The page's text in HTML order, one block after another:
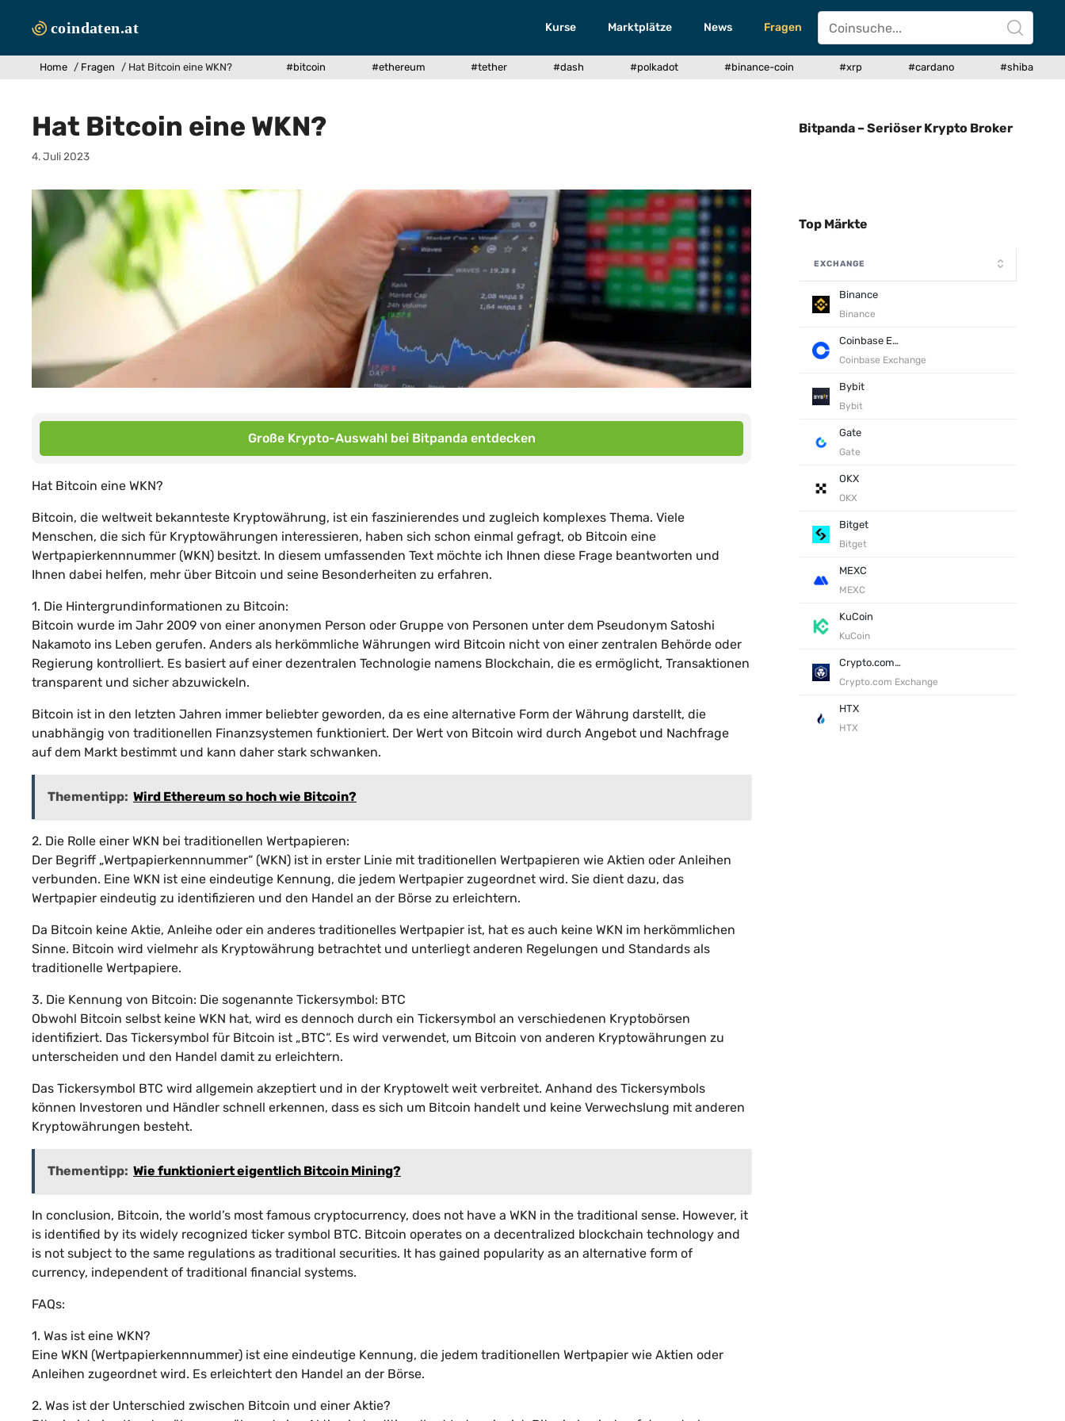
Inhalt
Kurse Marktplätze News Fragen
Home / Fragen / Hat Bitcoin eine WKN? #bitcoin #ethereum #tether #dash #polkadot #binance-coin #xrp #cardano #shiba
Hat Bitcoin eine WKN?
4. Juli 2023
Große Krypto-Auswahl bei Bitpanda entdecken
Hat Bitcoin eine WKN?
Bitcoin, die weltweit bekannteste Kryptowährung, ist ein faszinierendes und zugleich komplexes Thema. Viele
Menschen, die sich für Kryptowährungen interessieren, haben sich schon einmal gefragt, ob Bitcoin eine
Wertpapierkennnummer (WKN) besitzt. In diesem umfassenden Text möchte ich Ihnen diese Frage beantworten und
Ihnen dabei helfen, mehr über Bitcoin und seine Besonderheiten zu erfahren.
1. Die Hintergrundinformationen zu Bitcoin:
Bitcoin wurde im Jahr 2009 von einer anonymen Person oder Gruppe von Personen unter dem Pseudonym Satoshi
Nakamoto ins Leben gerufen. Anders als herkömmliche Währungen wird Bitcoin nicht von einer zentralen Behörde oder
Regierung kontrolliert. Es basiert auf einer dezentralen Technologie namens Blockchain, die es ermöglicht, Transaktionen
transparent und sicher abzuwickeln.
Bitcoin ist in den letzten Jahren immer beliebter geworden, da es eine alternative Form der Währung darstellt, die
unabhängig von traditionellen Finanzsystemen funktioniert. Der Wert von Bitcoin wird durch Angebot und Nachfrage
auf dem Markt bestimmt und kann daher stark schwanken.
Thementipp: Wird Ethereum so hoch wie Bitcoin?
2. Die Rolle einer WKN bei traditionellen Wertpapieren:
Der Begriff „Wertpapierkennnummer“ (WKN) ist in erster Linie mit traditionellen Wertpapieren wie Aktien oder Anleihen
verbunden. Eine WKN ist eine eindeutige Kennung, die jedem Wertpapier zugeordnet wird. Sie dient dazu, das
Wertpapier eindeutig zu identifizieren und den Handel an der Börse zu erleichtern.
Da Bitcoin keine Aktie, Anleihe oder ein anderes traditionelles Wertpapier ist, hat es auch keine WKN im herkömmlichen
Sinne. Bitcoin wird vielmehr als Kryptowährung betrachtet und unterliegt anderen Regelungen und Standards als
traditionelle Wertpapiere.
3. Die Kennung von Bitcoin: Die sogenannte Tickersymbol: BTC
Obwohl Bitcoin selbst keine WKN hat, wird es dennoch durch ein Tickersymbol an verschiedenen Kryptobörsen
identifiziert. Das Tickersymbol für Bitcoin ist „BTC“. Es wird verwendet, um Bitcoin von anderen Kryptowährungen zu
unterscheiden und den Handel damit zu erleichtern.
Das Tickersymbol BTC wird allgemein akzeptiert und in der Kryptowelt weit verbreitet. Anhand des Tickersymbols
können Investoren und Händler schnell erkennen, dass es sich um Bitcoin handelt und keine Verwechslung mit anderen
Kryptowährungen besteht.
Thementipp: Wie funktioniert eigentlich Bitcoin Mining?
In conclusion, Bitcoin, the world’s most famous cryptocurrency, does not have a WKN in the traditional sense. However, it
is identified by its widely recognized ticker symbol BTC. Bitcoin operates on a decentralized blockchain technology and
is not subject to the same regulations as traditional securities. It has gained popularity as an alternative form of
currency, independent of traditional financial systems.
FAQs:
1. Was ist eine WKN?
Eine WKN (Wertpapierkennnummer) ist eine eindeutige Kennung, die jedem traditionellen Wertpapier wie Aktien oder
Anleihen zugeordnet wird. Es erleichtert den Handel an der Börse.
2. Was ist der Unterschied zwischen Bitcoin und einer Aktie?
Bitpanda – Seriöser Krypto Broker
Top Märkte
EXCHANGE
Binance
Binance
Coinbase Exchange
Coinbase Exchange
Bybit
Bybit
Gate
Gate
OKX
OKX
Bitget
Bitget
MEXC
MEXC
KuCoin
KuCoin
Crypto.com Exchange
Crypto.com Exchange
HTX
HTX